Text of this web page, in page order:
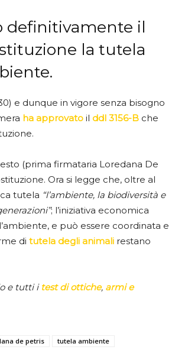
definitivamente il
la tutela
e dunque in vigore senza bisogno
ha approvato il ddl 3156-B che
(prima firmataria Loredana De
Ora si legge che, oltre al
tutela “l’ambiente, la biodiversità e
; l’iniziativa economica
e può essere coordinata e
di tutela degli animali restano
e tutti i test di ottiche, armi e
de petris tutela ambiente